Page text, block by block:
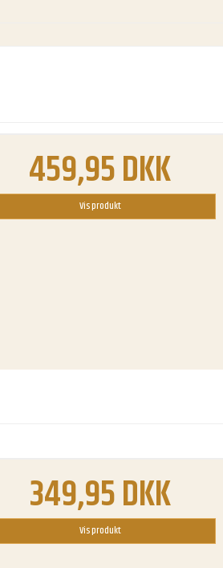
459,95 DKK
Vis produkt
349,95 DKK
Vis produkt